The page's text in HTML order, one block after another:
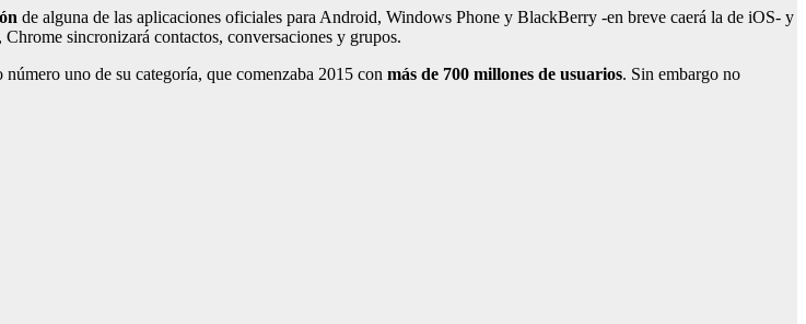
de alguna de las aplicaciones oficiales para Android, Windows Phone y BlackBerry -en breve caerá la de iOS- y
sincronizará contactos, conversaciones y grupos.
uno de su categoría, que comenzaba 2015 con más de 700 millones de usuarios. Sin embargo no